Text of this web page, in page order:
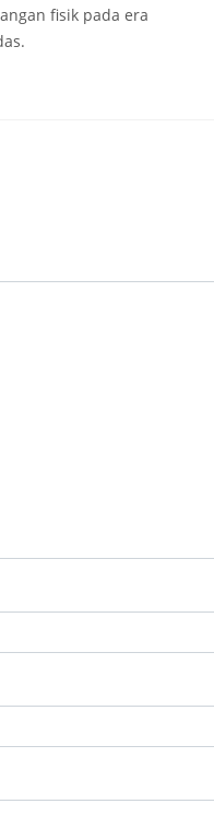
fisik pada era